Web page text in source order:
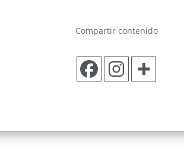
Compartir contenido